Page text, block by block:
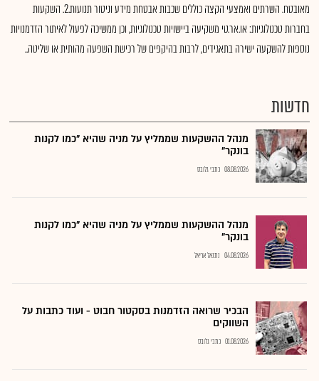
מאובטח. השרתים ואמצעי הקצה כוללים שכבות אבטחת מידע וניטור תנועות.2. השקעות
בחברות טכנולוגיות: או.אר.טי משקיעה ביישויות טכנולוגיות, וכן ממשיכה לפעול לאיתור הזדמנויות
נוספות להשקעה ישירה בתאגידים, לרבות בהיקפים של רכישת השפעה מהותית או שליטה..
חדשות
מנהל ההשקעות שממליץ על מניה שהיא "כמו לקנות
בונקר"
08.08.2026 כתבי גלובס
מנהל ההשקעות שממליץ על מניה שהיא "כמו לקנות
בונקר"
04.08.2026 נתנאל אריאל
הבכיר שרואה הזדמנות בסקטור חבוט - ועוד כתבות על
השווקים
01.08.2026 כתבי גלובס